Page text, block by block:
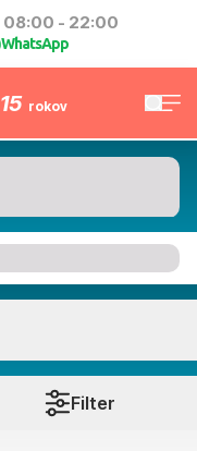
08:00 - 22:00
WhatsApp
15 rokov
Filter